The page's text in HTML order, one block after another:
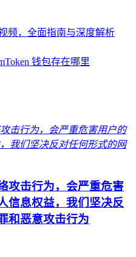
频，全面指南与深度解析
钱包存在哪里
攻击行为，会严重危害
信息权益，我们坚决反
和恶意攻击行为